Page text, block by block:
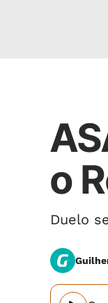
o
Duelo